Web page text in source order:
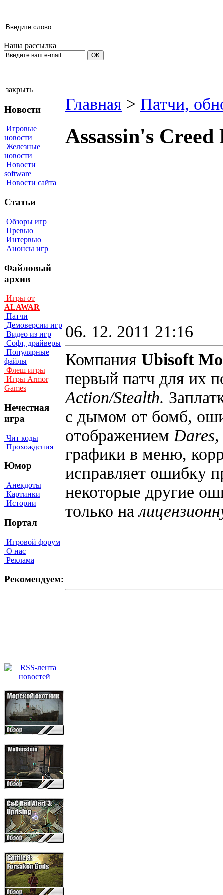
Наша рассылка
закрыть
Новости
Игровые
новости
Железные
новости
Новости
software
Новости сайта
Статьи
Обзоры игр
Превью
Интервью
Анонсы игр
Файловый
архив
Игры от
ALAWAR
Патчи
Демоверсии игр
Видео из игр
Софт, драйверы
Популярные
файлы
Флеш игры
Игры Armor
Games
Нечестная
игра
Чит коды
Прохождения
Юмор
Анекдоты
Картинки
Истории
Портал
Игровой форум
О нас
Реклама
Рекомендуем:
Главная > Патчи,
Assassin's
06. 12. 2011 21:16
Компания Ubisoft
первый патч для их
Action/Stealth.
с дымом от бомб,
отображением Dares,
графики в меню,
исправляет ошибку
некоторые другие
только на